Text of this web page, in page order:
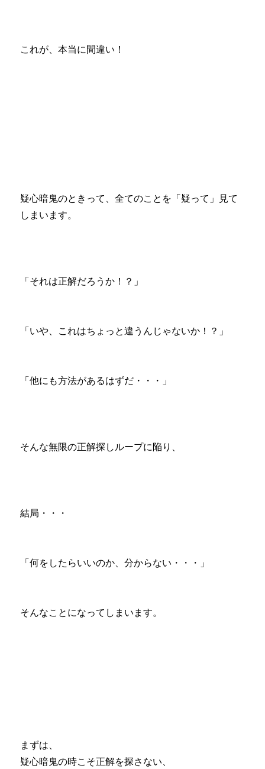
これが、本当に間違い！
疑心暗鬼のときって、全てのことを「疑って」見て
しまいます。
「それは正解だろうか！？」
「いや、これはちょっと違うんじゃないか！？」
「他にも方法があるはずだ・・・」
そんな無限の正解探しループに陥り、
結局・・・
「何をしたらいいのか、分からない・・・」
そんなことになってしまいます。
まずは、
疑心暗鬼の時こそ正解を探さない、